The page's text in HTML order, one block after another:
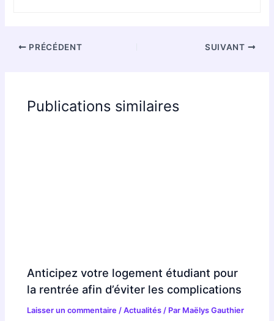
PRÉCÉDENT SUIVANT
Publications similaires
Anticipez votre logement étudiant pour
la rentrée afin d’éviter les complications
Laisser un commentaire /Actualités / Par Maëlys Gauthier